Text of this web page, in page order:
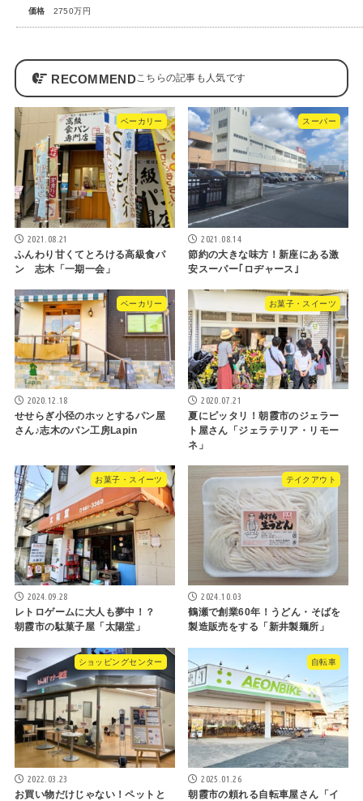
価格
2750万円
RECOMMEND
ベーカリー
2021.08.21
ふんわり甘くてとろける高級食パ
ン 志木「一期一会」
スーパー
2021.08.14
節約の大きな味方！新座にある激
安スーパー｢ロヂャース｣
ベーカリー
2020.12.18
せせらぎ小径のホッとするパン屋
さん♪志木のパン工房Lapin
お菓子・スイーツ
2020.07.21
夏にピッタリ！朝霞市のジェラー
ト屋さん「ジェラテリア・リモー
ネ」
お菓子・スイーツ
2024.09.28
レトロゲームに大人も夢中！？
朝霞市の駄菓子屋「太陽堂」
テイクアウト
2024.10.03
鶴瀬で創業60年！うどん・そばを
製造販売をする「新井製麺所」
ショッピングセンター
2022.03.23
お買い物だけじゃない！ペットと
自転車
2025.01.26
朝霞市の頼れる自転車屋さん「イ